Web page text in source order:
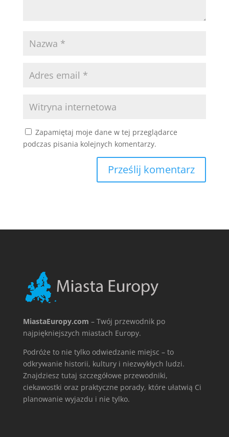
Zapamiętaj moje dane w tej przeglądarce
podczas pisania kolejnych komentarzy.
MiastaEuropy.com – Twój przewodnik po
najpiękniejszych miastach Europy.
Podróże to nie tylko odwiedzanie miejsc – to
odkrywanie historii, kultury i niezwykłych ludzi.
Znajdziesz tutaj szczegółowe przewodniki,
ciekawostki oraz praktyczne porady, które ułatwią Ci
planowanie wyjazdu i nie tylko.